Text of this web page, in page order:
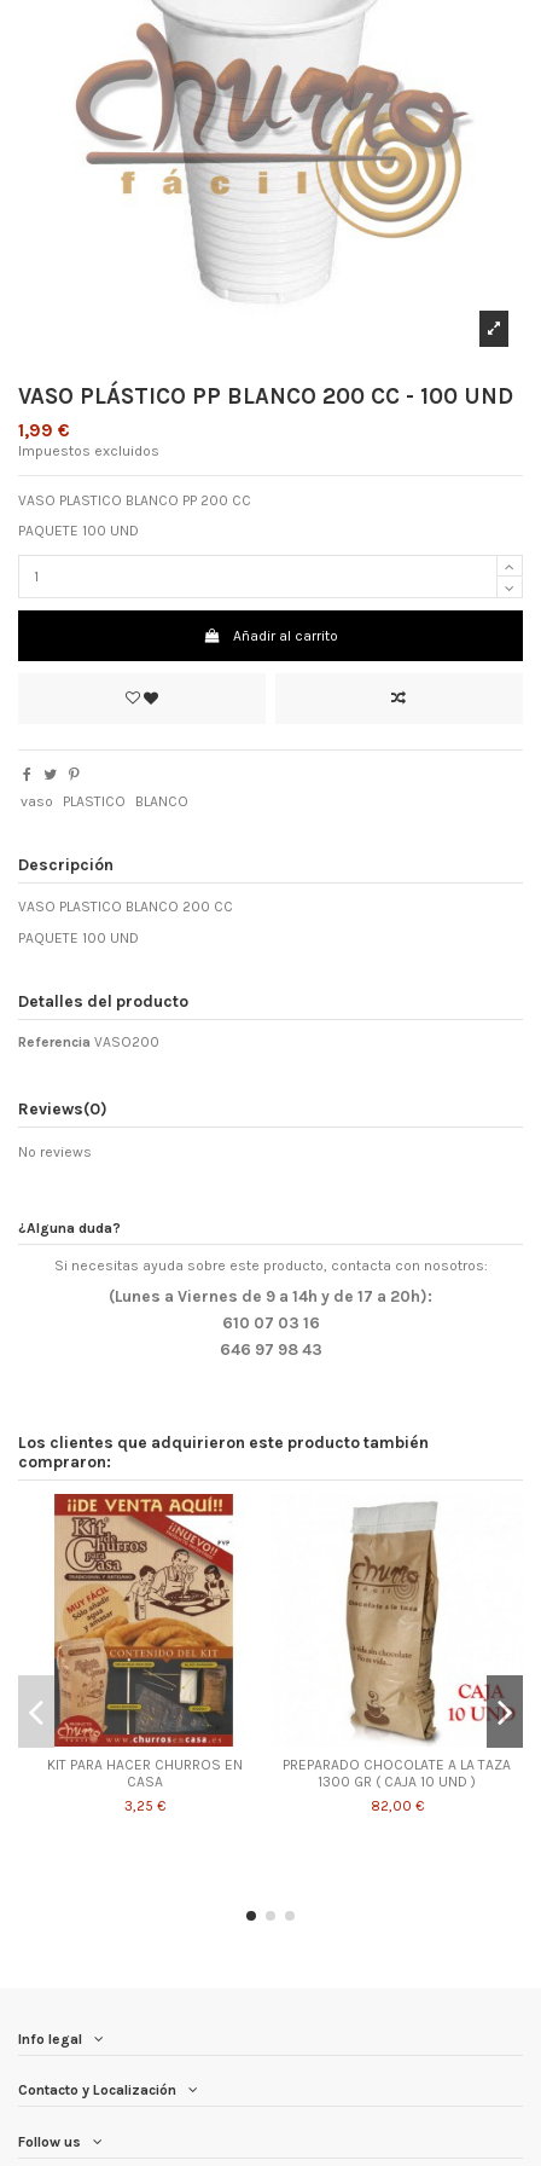
VASO PLÁSTICO PP BLANCO 200 CC - 100 UND
1,99 €
Impuestos excluidos
VASO PLASTICO BLANCO PP 200 CC
PAQUETE 100 UND
Añadir al carrito
vaso PLASTICO BLANCO
Descripción
VASO PLASTICO BLANCO 200 CC
PAQUETE 100 UND
Detalles del producto
Referencia VASO200
Reviews(0)
No reviews
¿Alguna duda?
Si necesitas ayuda sobre este producto, contacta con nosotros:
(Lunes a Viernes de 9 a 14h y de 17 a 20h):
610 07 03 16
646 97 98 43
Los clientes que adquirieron este producto también
compraron:
KIT PARA HACER CHURROS EN
CASA
3,25 €
PREPARADO CHOCOLATE A LA TAZA
1300 GR ( CAJA 10 UND )
82,00 €
Info legal
Contacto y Localización
Follow us